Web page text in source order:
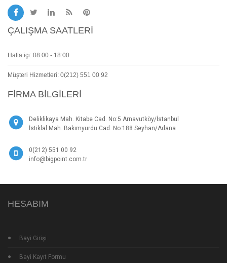
ÇALIŞMA SAATLERI
Hafta içi: 08:00 - 18:00
Müşteri Hizmetleri: 0(212) 551 00 92
FIRMA BILGILERI
Deliklikaya Mah. Kitabe Cad. No:5 Arnavutköy/İstanbul
İstiklal Mah. Bakımyurdu Cad. No:188 Seyhan/Adana
0(212) 551 00 92
info@bigpoint.com.tr
HESABIM
Bayi Girişi
Bayi Kayıt Formu